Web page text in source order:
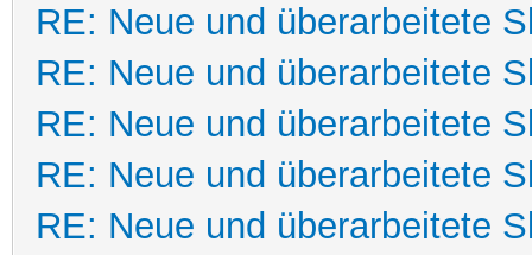
RE: Neue und überarbeitete
RE: Neue und überarbeitete
RE: Neue und überarbeitete
RE: Neue und überarbeitete
RE: Neue und überarbeitete